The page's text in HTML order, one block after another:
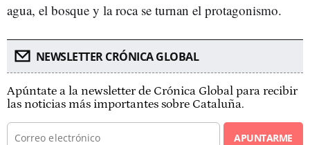
agua, el bosque y la roca se turnan el protagonismo.
NEWSLETTER CRÓNICA GLOBAL
Apúntate a la newsletter de Crónica Global para recibir
las noticias más importantes sobre Cataluña.
APUNTARME